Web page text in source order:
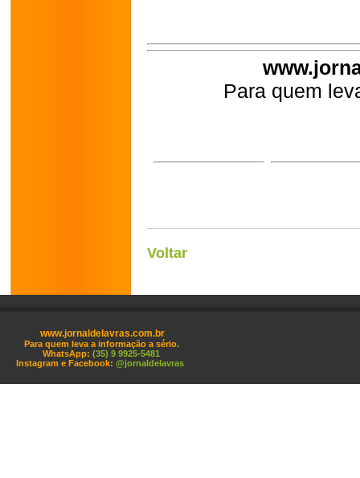
Para quem
Voltar
www.jornaldelavras.com.br
Para quem leva a informação a sério.
WhatsApp: (35) 9 9925-5481
Instagram e Facebook: @jornaldelavras